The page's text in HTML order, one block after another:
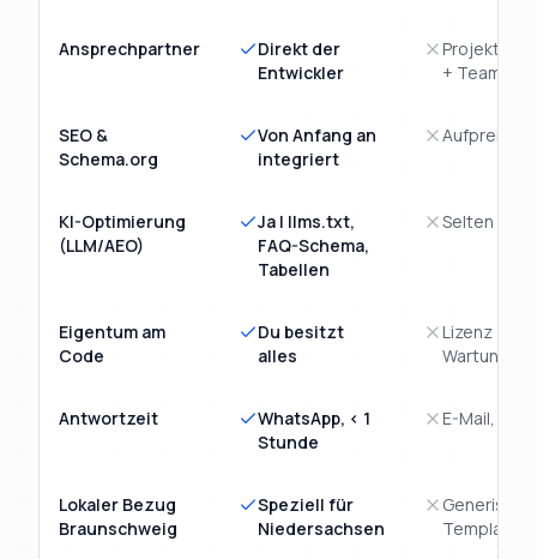
Ansprechpartner
Direkt der
Entwickler
+ Team
SEO &
Schema.org
Von Anfang an
integriert
Aufpreis-
KI-Optimierung
(LLM/AEO)
Ja | llms.txt,
FAQ-Schema,
Tabellen
Selten
Eigentum am
Code
Du besitzt
alles
Lizenz /
Antwortzeit
WhatsApp, < 1
Stunde
E-Mail, 1 - 3
Lokaler Bezug
Braunschweig
Speziell für
Niedersachsen
Template